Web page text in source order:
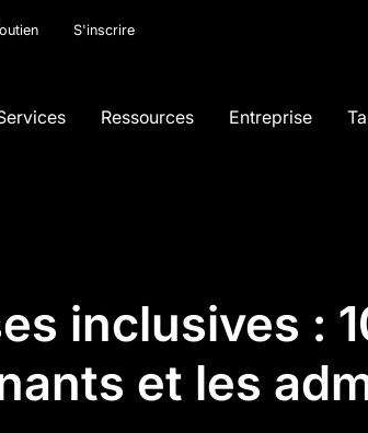
S'inscrire
Ressources Entreprise
inclusives :
et les